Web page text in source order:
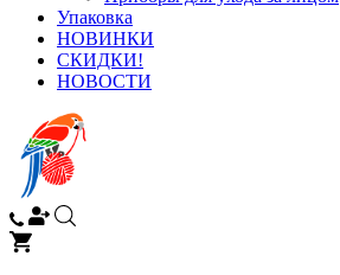
Упаковка
НОВИНКИ
СКИДКИ!
НОВОСТИ